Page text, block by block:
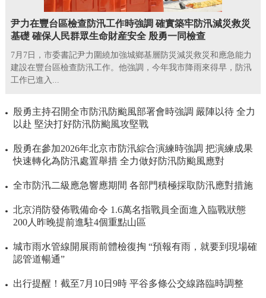
尹力在豐台區檢查防汛工作時強調 確實築牢防汛減災救災
基礎 確保人民群眾生命財産安全 殷勇一同檢查
7月7日，市委書記尹力圍繞加強城鄉基層防災減災救災和應急能力
建設在豐台區檢查防汛工作。他強調，今年我市降雨來得早，防汛
工作已進入...
殷勇主持召開全市防汛防颱風部署會時強調 嚴陣以待 全力
以赴 堅決打好防汛防颱風攻堅戰
殷勇在參加2026年北京市防汛綜合演練時強調 把演練成果
快速轉化為防汛處置舉措 全力做好防汛防颱風應對
全市防汛二級應急響應期間 各部門積極採取防汛應對措施
北京消防發佈戰備命令 1.6萬名指戰員全面進入臨戰狀態
200人昨晚提前進駐4個重點山區
城市雨水管線開展雨前體檢復掏 “預報有雨，就要到現場確
認管道暢通”
出行提醒！截至7月10日9時 平谷多條公交線路臨時調整